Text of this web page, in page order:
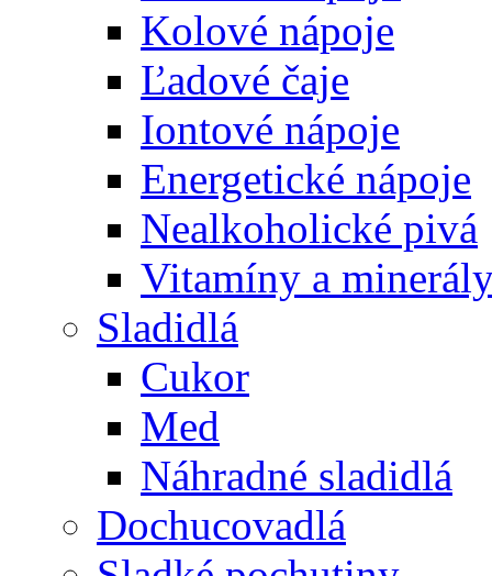
Kolové nápoje
Ľadové čaje
Iontové nápoje
Energetické nápoje
Nealkoholické pivá
Vitamíny a
Sladidlá
Cukor
Med
Náhradné sladidlá
Dochucovadlá